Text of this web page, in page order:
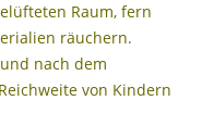
Raum, fern
räuchern.
nach dem
von Kindern